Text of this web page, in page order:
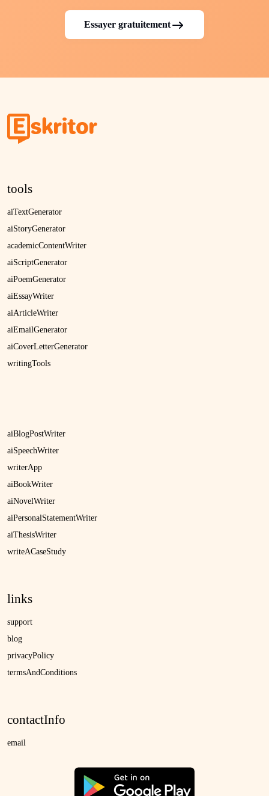
Essayer gratuitement
tools
aiTextGenerator
aiStoryGenerator
academicContentWriter
aiScriptGenerator
aiPoemGenerator
aiEssayWriter
aiArticleWriter
aiEmailGenerator
aiCoverLetterGenerator
writingTools
aiBlogPostWriter
aiSpeechWriter
writerApp
aiBookWriter
aiNovelWriter
aiPersonalStatementWriter
aiThesisWriter
writeACaseStudy
links
support
blog
privacyPolicy
termsAndConditions
contactInfo
email